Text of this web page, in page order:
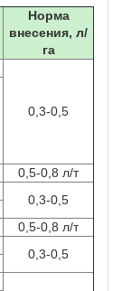
Норма
внесения, л/
га
0,3-0,5
0,5-0,8 л/т
0,3-0,5
0,5-0,8 л/т
0,3-0,5